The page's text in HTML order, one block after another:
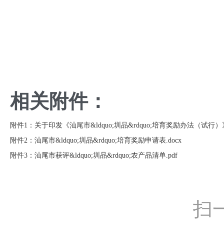
相关附件：
附件1：关于印发《汕尾市&ldquo;圳品&rdquo;培育奖励办法（试行
附件2：汕尾市&ldquo;圳品&rdquo;培育奖励申请表.docx
附件3：汕尾市获评&ldquo;圳品&rdquo;农产品清单.pdf
扫